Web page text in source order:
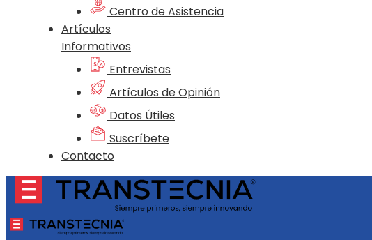
Centro de Asistencia
Artículos
Informativos
Entrevistas
Artículos de Opinión
Datos Útiles
Suscríbete
Contacto